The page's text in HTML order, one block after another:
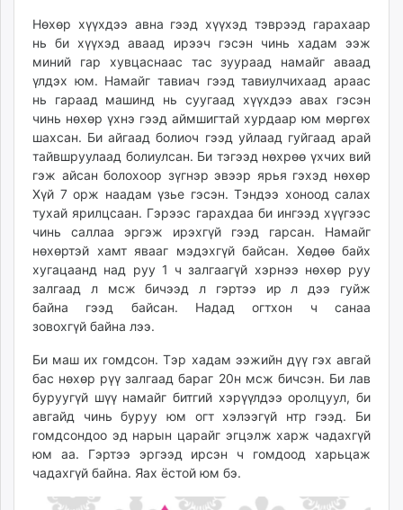
Нөхөр хүүхдээ авна гээд хүүхэд тэврээд гарахаар
нь би хүүхэд аваад ирээч гэсэн чинь хадам ээж
миний гар хувцаснаас тас зуураад намайг аваад
үлдэх юм. Намайг тавиач гээд тавиулчихаад араас
нь гараад машинд нь суугаад хүүхдээ авах гэсэн
чинь нөхөр үхнэ гээд аймшигтай хурдаар юм мөргөх
шахсан. Би айгаад болиоч гээд уйлаад гуйгаад арай
тайвшруулаад болиулсан. Би тэгээд нөхрөө үхчих вий
гэж айсан болохоор зүгнэр эвээр ярья гэхэд нөхөр
Хүй 7 орж наадам үзье гэсэн. Тэндээ хоноод салах
тухай ярилцсаан. Гэрээс гарахдаа би ингээд хүүгээс
чинь саллаа эргэж ирэхгүй гээд гарсан. Намайг
нөхөртэй хамт явааг мэдэхгүй байсан. Хөдөө байх
хугацаанд над руу 1 ч залгаагүй хэрнээ нөхөр руу
залгаад л мсж бичээд л гэртээ ир л дээ гуйж
байна гээд байсан. Надад огтхон ч санаа
зовохгүй байна лээ.
Би маш их гомдсон. Тэр хадам ээжийн дүү гэх авгай
бас нөхөр рүү залгаад бараг 20н мсж бичсэн. Би лав
буруугүй шүү намайг битгий хэрүүлдээ оролцуул, би
авгайд чинь буруу юм огт хэлээгүй нтр гээд. Би
гомдсондоо эд нарын царайг эгцэлж харж чадахгүй
юм аа. Гэртээ эргээд ирсэн ч гомдоод харьцаж
чадахгүй байна. Яах ёстой юм бэ.